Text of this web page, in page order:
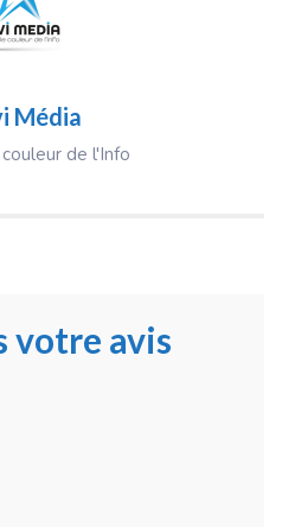
Média
de l'Info
votre avis